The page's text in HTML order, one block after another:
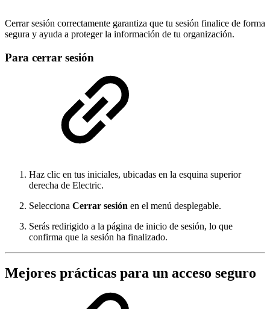
Cerrar sesión correctamente garantiza que tu sesión finalice de forma
segura y ayuda a proteger la información de tu organización.
Para cerrar sesión
Haz clic en tus iniciales, ubicadas en la esquina superior
derecha de Electric.
Selecciona Cerrar sesión en el menú desplegable.
Serás redirigido a la página de inicio de sesión, lo que
confirma que la sesión ha finalizado.
Mejores prácticas para un acceso seguro